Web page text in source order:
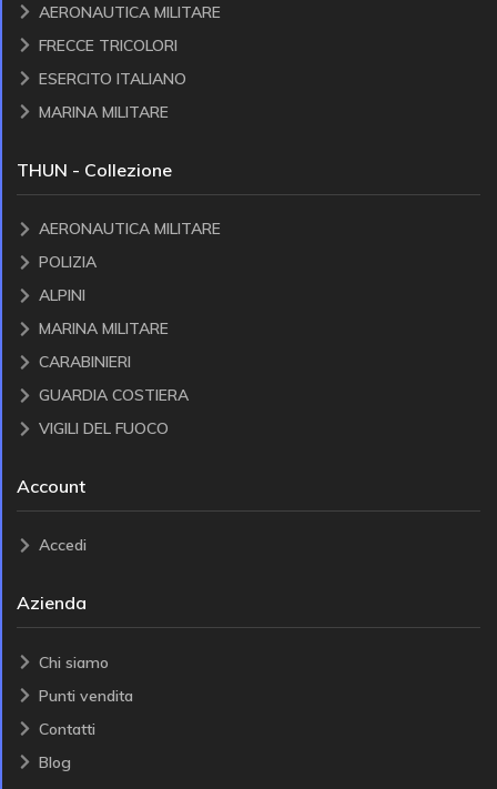
AERONAUTICA MILITARE
FRECCE TRICOLORI
ESERCITO ITALIANO
MARINA MILITARE
THUN - Collezione
AERONAUTICA MILITARE
POLIZIA
ALPINI
MARINA MILITARE
CARABINIERI
GUARDIA COSTIERA
VIGILI DEL FUOCO
Account
Accedi
Azienda
Chi siamo
Punti vendita
Contatti
Blog